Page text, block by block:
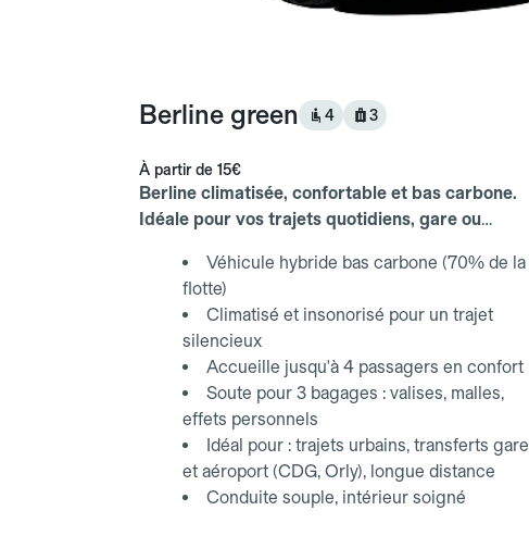
Berline green 4 3
À partir de 15€
Berline climatisée, confortable et bas carbone.
Idéale pour vos trajets quotidiens, gare ou
Véhicule hybride bas carbone (70% de la
flotte)
Climatisé et insonorisé pour un trajet
silencieux
Accueille jusqu'à 4 passagers en confort
Soute pour 3 bagages : valises, malles,
effets personnels
Idéal pour : trajets urbains, transferts gare
et aéroport (CDG, Orly), longue distance
Conduite souple, intérieur soigné